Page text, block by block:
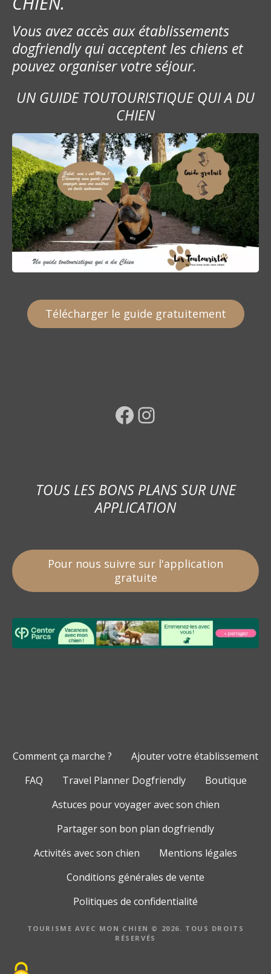
Vous avez accès aux établissements
dogfriendly qui acceptent les chiens et
pouvez organiser votre séjour.
UN GUIDE TOUTOURISTIQUE QUI A DU
CHIEN
Télécharger le guide gratuitement
Facebook Instagram
TOUS LES BONS PLANS SUR UNE
APPLICATION
Pour nous suivre sur l'application
gratuite
Comment ça marche ?
Ajouter votre établissement
FAQ
Travel Planner Dogfriendly
Boutique
Astuces pour voyager avec son chien
Partager son bon plan dogfriendly
Activités avec son chien
Mentions légales
Conditions générales de vente
Politiques de confidentialité
TOURISME AVEC MON CHIEN © 2026. TOUS DROITS
RÉSERVÉS